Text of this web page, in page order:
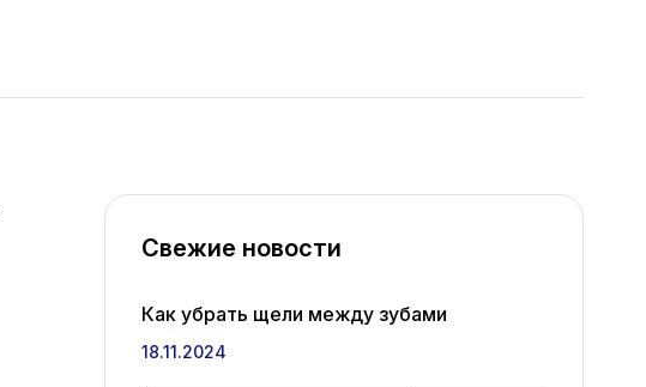
Свежие новости
Как убрать щели между зубами
18.11.2024